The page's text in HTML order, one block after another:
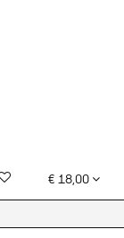
€ 18,00